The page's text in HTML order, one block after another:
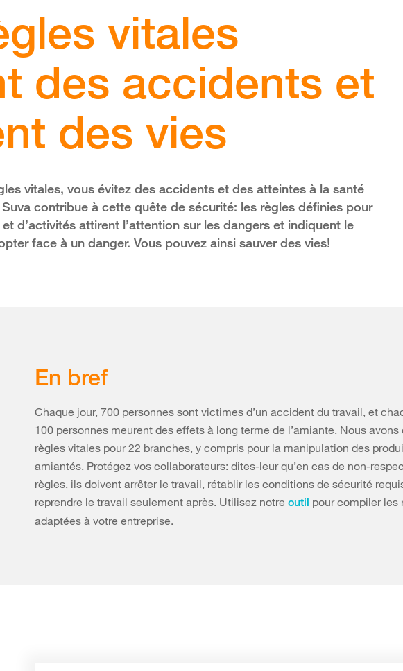
vitales
des accidents et
des vies
vitales, vous évitez des accidents et des atteintes à la santé
Suva contribue à cette quête de sécurité: les règles définies pour
d’activités attirent l’attention sur les dangers et indiquent le
face à un danger. Vous pouvez ainsi sauver des vies!
En bref
Chaque jour, 700 personnes sont victimes d’un accident du travail, et
100 personnes meurent des effets à long terme de l’amiante. Nous
règles vitales pour 22 branches, y compris pour la manipulation des
amiantés. Protégez vos collaborateurs: dites-leur qu’en cas de non-
règles, ils doivent arrêter le travail, rétablir les conditions de sécurité
reprendre le travail seulement après. Utilisez notre outil pour compiler les
adaptées à votre entreprise.